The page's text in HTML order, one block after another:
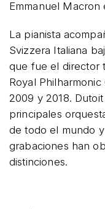
Emmanuel Macron
La pianista
Svizzera Italiana
que fue el director
Royal
2009 y 2018.
principales
de todo el mundo
grabaciones han
distinciones.